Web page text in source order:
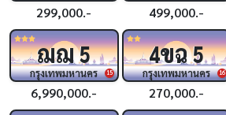
299,000.- 499,000.-
15
ฌฌ5
กรุงเทพมหานคร
6,990,000.-
16
4ขฉ5
กรุงเทพมหานคร
270,000.-